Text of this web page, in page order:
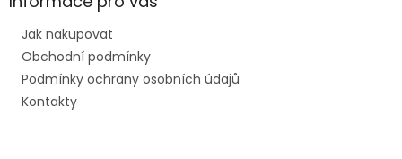
Jak nakupovat
Obchodní podmínky
Podmínky ochrany osobních údajů
Kontakty